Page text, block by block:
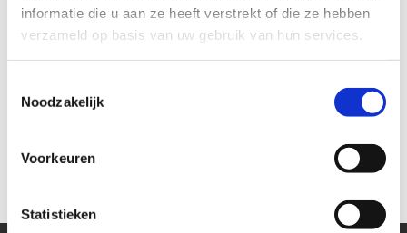
informatie die u aan ze heeft verstrekt of die ze hebben
verzameld op basis van uw gebruik van hun services.
Noodzakelijk
Voorkeuren
Statistieken